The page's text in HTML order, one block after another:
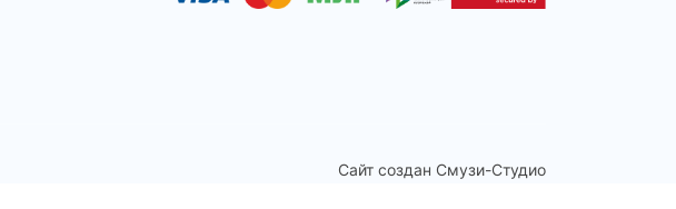
Сайт создан Смузи-Студио